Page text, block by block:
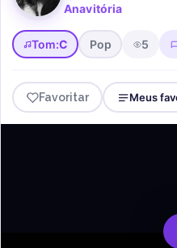
Anavitória
Tom:C Pop 5
Favoritar Meus